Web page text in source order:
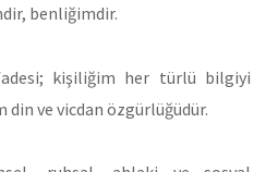
benliğimdir.
kişiliğim her türlü bilgiyi
ve vicdan özgürlüğüdür.